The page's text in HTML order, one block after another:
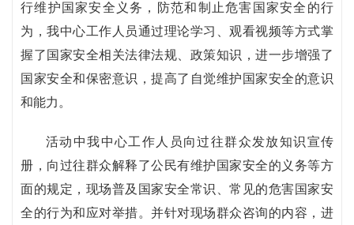
行维护国家安全义务，防范和制止危害国家安全的行
为，我中心工作人员通过理论学习、观看视频等方式掌
握了国家安全相关法律法规、政策知识，进一步增强了
国家安全和保密意识，提高了自觉维护国家安全的意识
和能力。
活动中我中心工作人员向过往群众发放知识宣传
册，向过往群众解释了公民有维护国家安全的义务等方
面的规定，现场普及国家安全常识、常见的危害国家安
全的行为和应对举措。并针对现场群众咨询的内容，进